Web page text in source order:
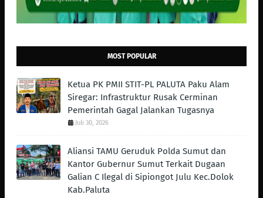
MOST POPULAR
Ketua PK PMII STIT-PL PALUTA Paku Alam
Siregar: Infrastruktur Rusak Cerminan
Pemerintah Gagal Jalankan Tugasnya
Juli 30, 2026
Aliansi TAMU Geruduk Polda Sumut dan
Kantor Gubernur Sumut Terkait Dugaan
Galian C Ilegal di Sipiongot Julu Kec.Dolok
Kab.Paluta